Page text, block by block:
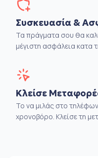
Συσκευασία &
Τα πράγματα σου θα
μέγιστη ασφάλεια κατα
Κλείσε
Το να μιλάς στο
χρονοβόρο. Κλείσε τη